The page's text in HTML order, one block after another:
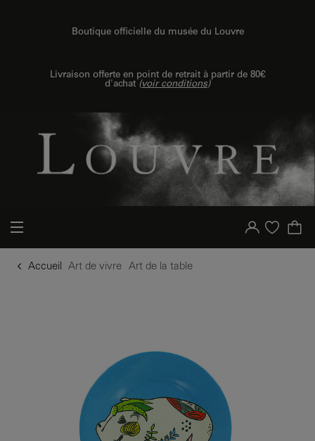
Boutique officielle du musée du Louvre
Livraison offerte en point de retrait à partir de 80€
d'achat (voir conditions)
Votre compte
Liste d'achat
Accueil Art de vivre Art de la table